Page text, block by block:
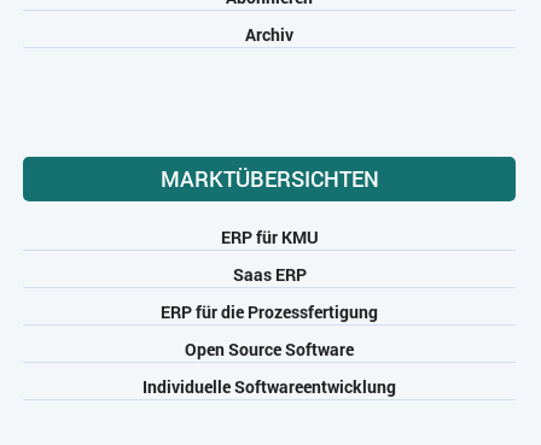
Archiv
MARKTÜBERSICHTEN
ERP für KMU
Saas ERP
ERP für die Prozessfertigung
Open Source Software
Individuelle Softwareentwicklung